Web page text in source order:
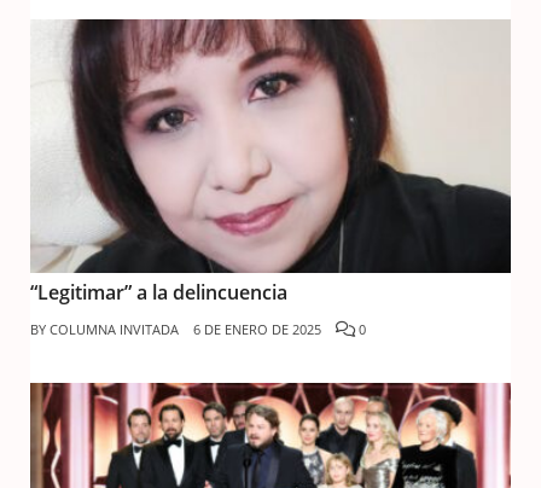
“Legitimar” a la delincuencia
BY COLUMNA INVITADA 6 DE ENERO DE 2025 0